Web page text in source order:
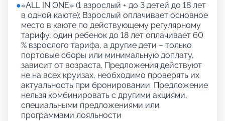
●«АLL IN ONE» (1 взрослый + до 3 детей до 18 лет
в одной каюте): Взрослый оплачивает основное
место в каюте по действующему регулярному
тарифу, один ребенок до 18 лет оплачивает 60
% взрослого тарифа, а другие дети – только
портовые сборы или минимальную доплату,
зависит от возраста. Предложения действуют
не на всех круизах, необходимо проверять их
актуальность при бронировании. Предложение
нельзя комбинировать с другими акциями,
специальными предложениями или
программами лояльности